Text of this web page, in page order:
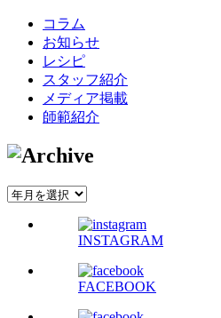
コラム
お知らせ
レシピ
スタッフ紹介
メディア掲載
師範紹介
INSTAGRAM
FACEBOOK